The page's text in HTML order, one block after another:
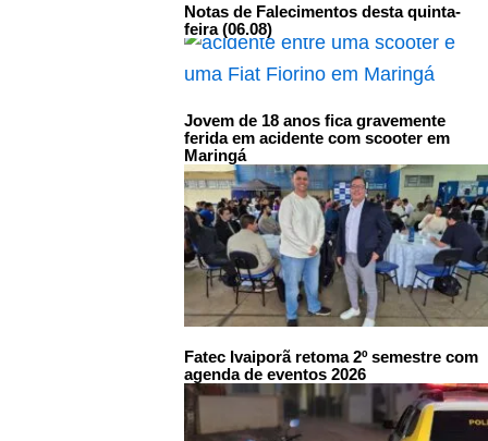
Notas de Falecimentos desta quinta-
feira (06.08)
Jovem de 18 anos fica gravemente
ferida em acidente com scooter em
Maringá
Fatec Ivaiporã retoma 2º semestre com
agenda de eventos 2026